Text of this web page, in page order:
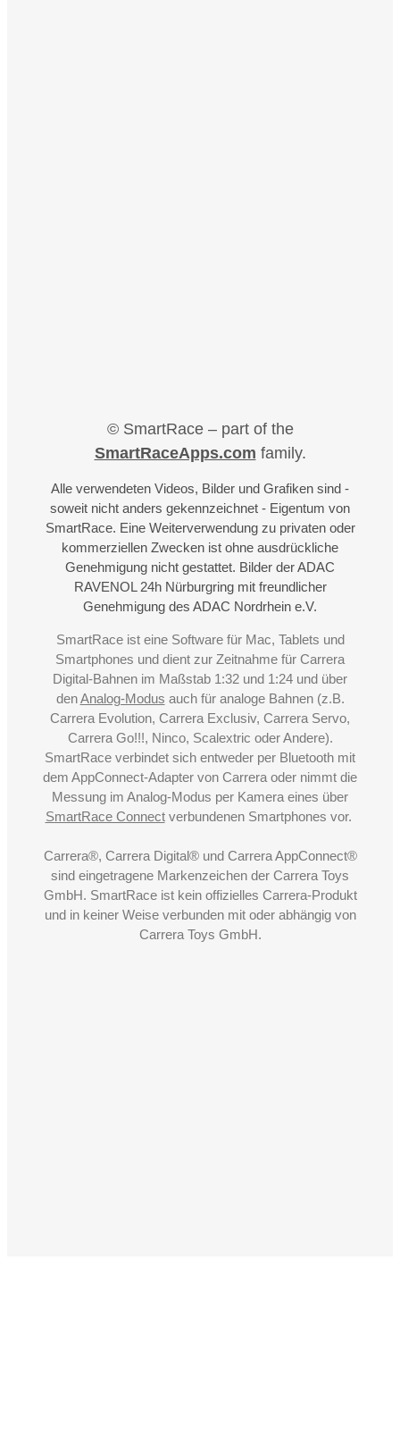
© SmartRace – part of the
SmartRaceApps.com family.
Alle verwendeten Videos, Bilder und Grafiken sind -
soweit nicht anders gekennzeichnet - Eigentum von
SmartRace. Eine Weiterverwendung zu privaten oder
kommerziellen Zwecken ist ohne ausdrückliche
Genehmigung nicht gestattet. Bilder der ADAC
RAVENOL 24h Nürburgring mit freundlicher
Genehmigung des ADAC Nordrhein e.V.
SmartRace ist eine Software für Mac, Tablets und
Smartphones und dient zur Zeitnahme für Carrera
Digital-Bahnen im Maßstab 1:32 und 1:24 und über
denAnalog-Modus auch für analoge Bahnen (z.B.
Carrera Evolution, Carrera Exclusiv, Carrera Servo,
Carrera Go!!!, Ninco, Scalextric oder Andere).
SmartRace verbindet sich entweder per Bluetooth mit
dem AppConnect-Adapter von Carrera oder nimmt die
Messung im Analog-Modus per Kamera eines über
SmartRace Connectverbundenen Smartphones vor.
Carrera®, Carrera Digital® und Carrera AppConnect®
sind eingetragene Markenzeichen der Carrera Toys
GmbH. SmartRace ist kein offizielles Carrera-Produkt
und in keiner Weise verbunden mit oder abhängig von
Carrera Toys GmbH.